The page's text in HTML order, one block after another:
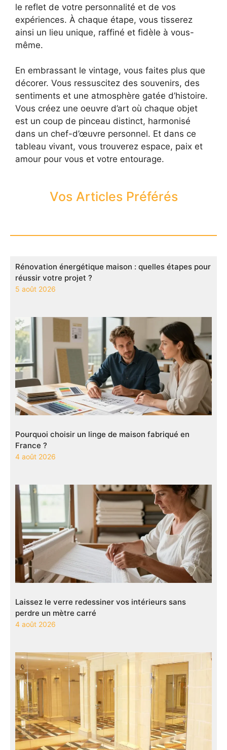
le reflet de votre personnalité et de vos
expériences. À chaque étape, vous tisserez
ainsi un lieu unique, raffiné et fidèle à vous-
même.
En embrassant le vintage, vous faites plus que
décorer. Vous ressuscitez des souvenirs, des
sentiments et une atmosphère gatée d’histoire.
Vous créez une oeuvre d’art où chaque objet
est un coup de pinceau distinct, harmonisé
dans un chef-d’œuvre personnel. Et dans ce
tableau vivant, vous trouverez espace, paix et
amour pour vous et votre entourage.
Vos Articles Préférés
Rénovation énergétique maison : quelles étapes pour
réussir votre projet ?
5 août 2026
Pourquoi choisir un linge de maison fabriqué en
France ?
4 août 2026
Laissez le verre redessiner vos intérieurs sans
perdre un mètre carré
4 août 2026